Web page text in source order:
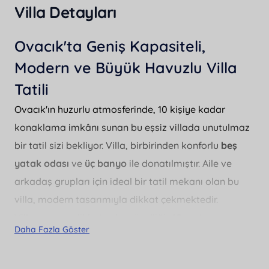
Villa Detayları
Ovacık'ta Geniş Kapasiteli,
Modern ve Büyük Havuzlu Villa
Tatili
Ovacık'ın huzurlu atmosferinde, 10 kişiye kadar
konaklama imkânı sunan bu eşsiz villada unutulmaz
bir tatil sizi bekliyor. Villa, birbirinden konforlu beş
yatak odası ve üç banyo ile donatılmıştır. Aile ve
arkadaş grupları için ideal bir tatil mekanı olan bu
villa, modern tasarımıyla dikkat çekmektedir.
genişliğinde ve 100 metre uzunluğunda özel yüzme
Daha Fazla Göster